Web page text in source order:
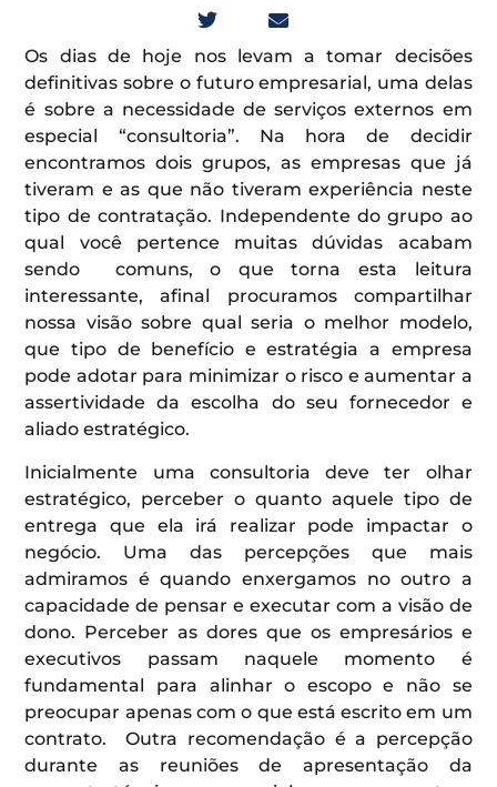
Os dias de hoje nos levam a tomar decisões
definitivas sobre o futuro empresarial, uma delas
é sobre a necessidade de serviços externos em
especial “consultoria”. Na hora de decidir
encontramos dois grupos, as empresas que já
tiveram e as que não tiveram experiência neste
tipo de contratação. Independente do grupo ao
qual você pertence muitas dúvidas acabam
sendo comuns, o que torna esta leitura
interessante, afinal procuramos compartilhar
nossa visão sobre qual seria o melhor modelo,
que tipo de benefício e estratégia a empresa
pode adotar para minimizar o risco e aumentar a
assertividade da escolha do seu fornecedor e
aliado estratégico.
Inicialmente uma consultoria deve ter olhar
estratégico, perceber o quanto aquele tipo de
entrega que ela irá realizar pode impactar o
negócio. Uma das percepções que mais
admiramos é quando enxergamos no outro a
capacidade de pensar e executar com a visão de
dono. Perceber as dores que os empresários e
executivos passam naquele momento é
fundamental para alinhar o escopo e não se
preocupar apenas com o que está escrito em um
contrato. Outra recomendação é a percepção
durante as reuniões de apresentação da